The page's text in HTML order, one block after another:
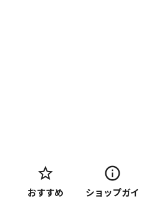
おすすめ
ショップガイ